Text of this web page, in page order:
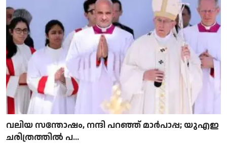
വലിയ സന്തോഷം, നന്ദി പറഞ്ഞ് മാർപാപ്പ; യുഎഇ
ചരിത്രത്തിൽ പ...